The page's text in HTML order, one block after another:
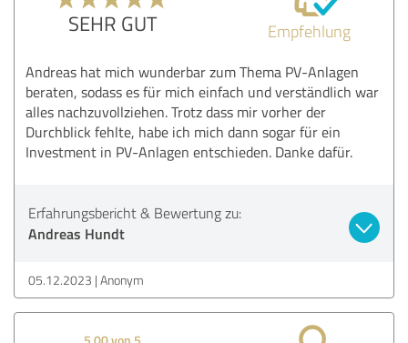
SEHR GUT Empfehlung
Andreas hat mich wunderbar zum Thema PV-Anlagen
beraten, sodass es für mich einfach und verständlich war
alles nachzuvollziehen. Trotz dass mir vorher der
Durchblick fehlte, habe ich mich dann sogar für ein
Investment in PV-Anlagen entschieden. Danke dafür.
Erfahrungsbericht & Bewertung zu:
Andreas Hundt
05.12.2023 Anonym
5,00 von 5